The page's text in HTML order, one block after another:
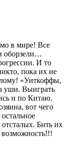
в мире! Все
оборзели…
И то
пока их не
«Уиткоффы,
уши. Выиграть
и по Китаю.
вот чего
Бить их
возможность!!!